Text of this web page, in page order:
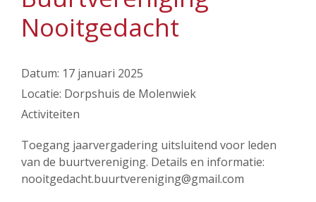
Nooitgedacht
Datum: 17 januari 2025
Locatie: Dorpshuis de Molenwiek
Activiteiten
Toegang jaarvergadering uitsluitend voor leden
van de buurtvereniging. Details en informatie:
nooitgedacht.buurtvereniging@gmail.com